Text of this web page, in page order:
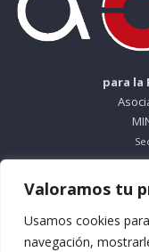
Valoramos tu
Usamos cookies
navegación,
para la